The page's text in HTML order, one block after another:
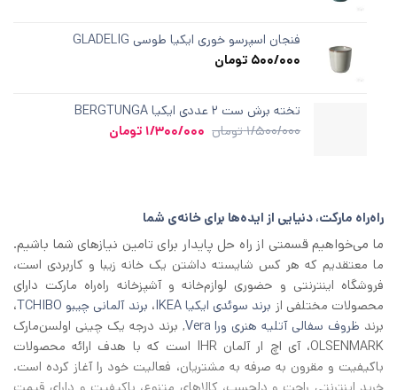
فنجان اسپرسو خوری ایکیا طوسی GLADELIG
500/000 تومان
تخته برش ست ۲ عددی ایکیا BERGTUNGA
1/500/000 تومان قیمت
1/300/000 تومان
راه‌راه مارکت، دنیایی از ایده‌ها برای خانه‌ی شما
ما می‌خواهیم قسمتی از راه حل پایدار برای تامین نیازهای شما باشیم.
ما معتقدیم که هر کس شایسته داشتن یک خانه زیبا و کاربردی است،
فروشگاه اینترنتی و حضوری لوازم‌خانه و آشپزخانه راه‌راه مارکت دارای
محصولات مختلفی از برند سوئدی ایکیا IKEA ، برند آلمانی چیبو TCHIBO
،
برند ظروف سفالی آتلیه هنری ورا Vera
, برند درجه یک چینی اولسن‌مارک
OLSENMARK، آی اچ‌ ار آلمان IHR است که با هدف ارائه محصولات
باکیفیت و مقرون به صرفه به مشتریان، فعالیت خود را آغاز کرده است.